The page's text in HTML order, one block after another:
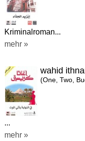
Kriminalroman...
mehr »
wahid
(One, Two,
...
mehr »